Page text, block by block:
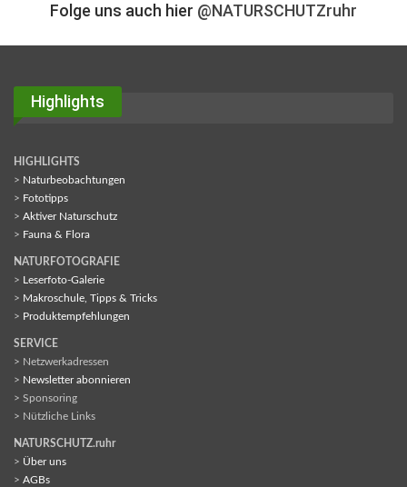
Folge uns auch hier @NATURSCHUTZruhr
Highlights
HIGHLIGHTS
> Naturbeobachtungen
> Fototipps
> Aktiver Naturschutz
> Fauna & Flora
NATURFOTOGRAFIE
> Leserfoto-Galerie
> Makroschule, Tipps & Tricks
> Produktempfehlungen
SERVICE
> Netzwerkadressen
> Newsletter abonnieren
> Sponsoring
> Nützliche Links
NATURSCHUTZ.ruhr
> Über uns
> AGBs